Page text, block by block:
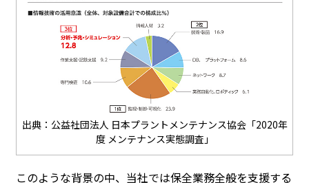
出典：公益社団法人 日本プラントメンテナンス協会「2020年
度 メンテナンス実態調査」
このような背景の中、当社では保全業務全般を支援する